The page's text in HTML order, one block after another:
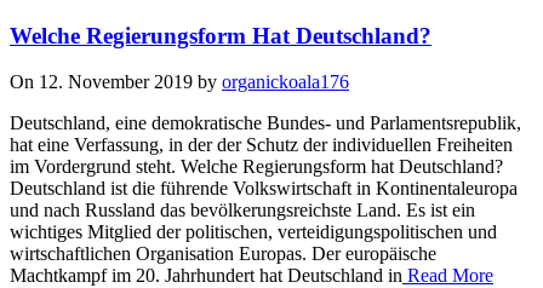
Welche Regierungsform Hat Deutschland?
On 12. November 2019 by organickoala176
Deutschland, eine demokratische Bundes- und Parlamentsrepublik,
hat eine Verfassung, in der der Schutz der individuellen Freiheiten
im Vordergrund steht. Welche Regierungsform hat Deutschland?
Deutschland ist die führende Volkswirtschaft in Kontinentaleuropa
und nach Russland das bevölkerungsreichste Land. Es ist ein
wichtiges Mitglied der politischen, verteidigungspolitischen und
wirtschaftlichen Organisation Europas. Der europäische
Machtkampf im 20. Jahrhundert hat Deutschland in Read More